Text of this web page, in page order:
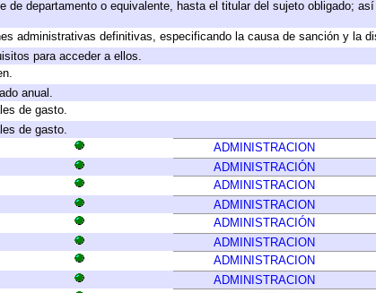
de departamento o equivalente, hasta el titular del sujeto obligado;
administrativas definitivas, especificando la causa de sanción y la
para acceder a ellos.
anual.
de gasto.
de gasto.
ADMINISTRACION
ADMINISTRACIÓN
ADMINISTRACION
ADMINISTRACION
ADMINISTRACIÓN
ADMINISTRACION
ADMINISTRACION
ADMINISTRACION